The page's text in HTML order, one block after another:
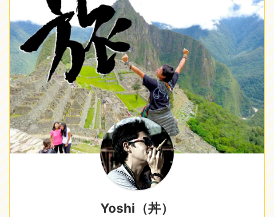
Yoshi（丼）